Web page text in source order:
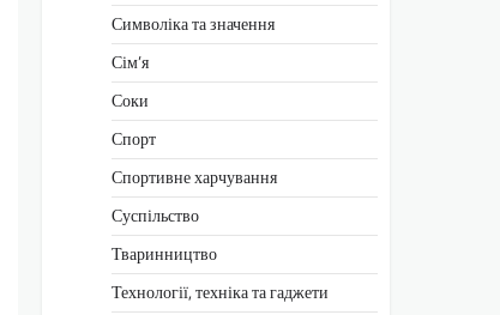
Символіка та значення
Сім’я
Соки
Спорт
Спортивне харчування
Суспільство
Тваринництво
Технології, техніка та гаджети